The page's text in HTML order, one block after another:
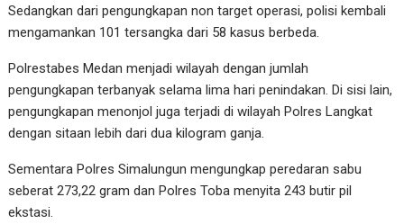
Sedangkan dari pengungkapan non target operasi, polisi kembali
mengamankan 101 tersangka dari 58 kasus berbeda.
Polrestabes Medan menjadi wilayah dengan jumlah
pengungkapan terbanyak selama lima hari penindakan. Di sisi lain,
pengungkapan menonjol juga terjadi di wilayah Polres Langkat
dengan sitaan lebih dari dua kilogram ganja.
Sementara Polres Simalungun mengungkap peredaran sabu
seberat 273,22 gram dan Polres Toba menyita 243 butir pil
ekstasi.